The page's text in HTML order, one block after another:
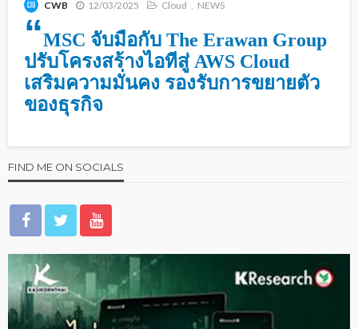
CWB 12/03/2025 Cloud NEWS
“MSC จับมือกับ The Erawan Group
ปรับโครงสร้างไอทีสู่ AWS Cloud
เสริมความมั่นคง รองรับการขยายตัว
ของธุรกิจ
FIND ME ON SOCIALS